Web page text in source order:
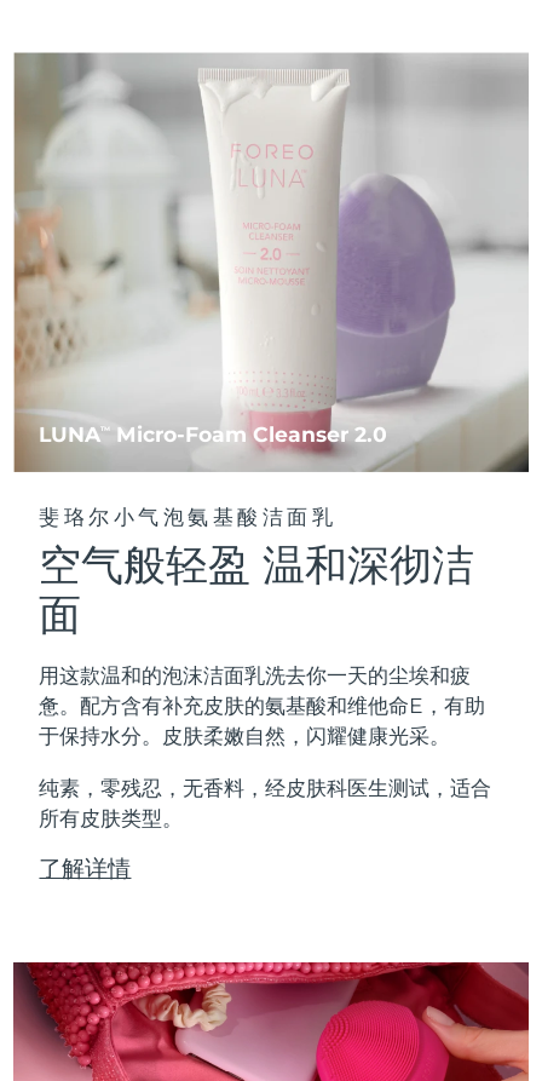
LUNATM Micro-Foam Cleanser 2.0
斐珞尔小气泡氨基酸洁面乳
空气般轻盈 温和深彻洁
面
用这款温和的泡沫洁面乳洗去你一天的尘埃和疲
惫。配方含有补充皮肤的氨基酸和维他命E，有助
于保持水分。皮肤柔嫩自然，闪耀健康光采。
纯素，零残忍，无香料，经皮肤科医生测试，适合
所有皮肤类型。
了解详情
LUNA™ 4 Men
For men, anti-aging massage
LUNA™ 4 mini
For young skin, T-zone
LUNA™ 4 go
LUNA™ 护肤
Premium cleansers & balm
LUNA™ 设备
All facial cleansing devices
BEAR™ 2 eyes & lips
Microcurrent line smoothing device
面部提拉护理
Premium anti-aging skincare
BEAR™ 设备
UFO™ 3 LED
Near-infrared and red light therapy
UFO™ 3 mini
Red light therapy device for young skin
Portable red light therapy
面膜
UFO™ 设备
issa™ 4 plus
Smart hybrid silicone sonic toothbrush
issa™ 4 smile
Hybrid silicone sonic toothbrush
For ages 0-3
issa™ Teeth Whitening Set
ISSA™ 设备
抗老
FAQ™ 101
Clinical anti-aging
FAQ™ 102
FAQ™ 103
Luxurious clinical anti-aging set
FAQ™ P1 Primer
Manuka honey primer
FAQ™护肤品
All FAQ™ skincare
FAQ™产品
All anti-aging treatments
LED治疗
NEW
FAQ™ 201
FAQ™ 202
FAQ™ 211
Anti-aging neck & décolleté LED mask
FAQ™ 221
Anti-aging LED hand mask
FAQ™护肤品
All FAQ™ skincare
FAQ™产品
All LED treatments
生发
LED hair strengthening scalp massager
FAQ™ Scalp Serum
FAQ™护肤品
FAQ™产品
All hair treatments
肌肤年轻化
Full-Spectrum Red Light Therapy
FAQ™ 502
FAQ™ Red Light Serum
FAQ™ skincare
All FAQ™ skincare
FAQ™ products
保健品
NEW
专业治疗
PEACH™ 2 Pro Max
Professional IPL hair removal device
PEACH™ 2
Travel-friendly IPL hair removal
PEACH™ Cooling Prep Gel
BEAR™ 2 body
Microcurrent body toning
LUNA™ 4 body
Firming body serum
痘肌护理
ESPADA™ 2
Acne treatment device
眼部护理
IRIS™ 2
Rejuvenating eye massager
KIWI™ derma
Diamond microdermabrasion .
LUNA™ 4 hair
2-in-1 LED scalp massager
NEW
加拿大 预计送达日期
智利
中国 预计送达日期
哥伦比亚 8/12/26
克罗地亚 预计送达日期8/8/26
塞浦路斯 预计送达日期
捷克 8/8/26
丹麦 预计送达日期8/8/26
爱沙尼亚
芬兰 预计送达日期8/8/26
法属波利尼西亚 预计送达日期 8/12/26
直布罗陀
希腊
匈牙利 预计送达日期 8/8/26
冰岛 预计送达日期8/9/26